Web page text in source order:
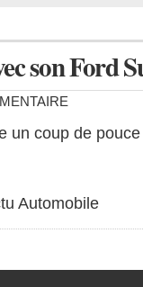
son Ford
un coup de
Automobile